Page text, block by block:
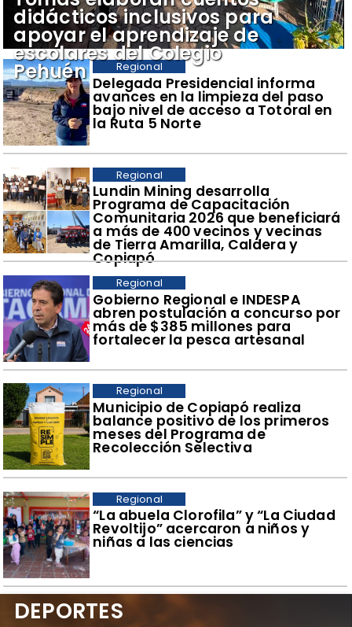
​Delegada Presidencial informa
avances en la limpieza del paso
bajo nivel de acceso a Totoral en
la Ruta 5 Norte
Regional
​Lundin Mining desarrolla
Programa de Capacitación
Comunitaria 2026 que beneficiará
a más de 400 vecinos y vecinas
de Tierra Amarilla, Caldera y
Copiapó
Regional
​Gobierno Regional e INDESPA
abren postulación a concurso por
más de $385 millones para
fortalecer la pesca artesanal
Regional
​Municipio de Copiapó realiza
balance positivo de los primeros
meses del Programa de
Recolección Selectiva
Regional
​“La abuela Clorofila” y “La Ciudad
Revoltijo” acercaron a niños y
niñas a las ciencias
Regional
didácticos inclusivos para
apoyar el aprendizaje de
escolares del Colegio
Pehuén
DEPORTES